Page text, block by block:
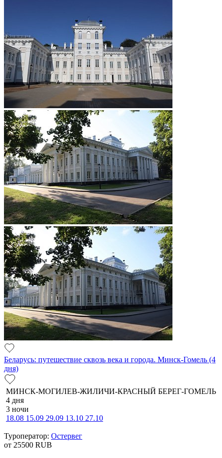
Беларусь: путешествие сквозь века и города. Минск-Гомель (4
дня)
МИНСК-МОГИЛЕВ-ЖИЛИЧИ-КРАСНЫЙ БЕРЕГ-ГОМЕЛЬ
4 дня
3 ночи
18.08 15.09 29.09 13.10 27.10
Туроператор: Остервег
от 25500 RUB